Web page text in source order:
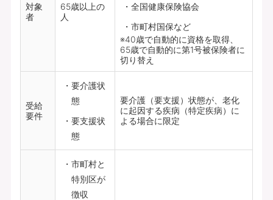
対象
者
65歳以上の
人
全国健康保険協会
市町村国保など
※40歳で自動的に資格を取得、
65歳で自動的に第1号被保険者に
切り替え
受給
要件
要介護状
態
要支援状
態
要介護（要支援）状態が、老化
に起因する疾病（特定疾病）に
よる場合に限定
市町村と
特別区が
徴収